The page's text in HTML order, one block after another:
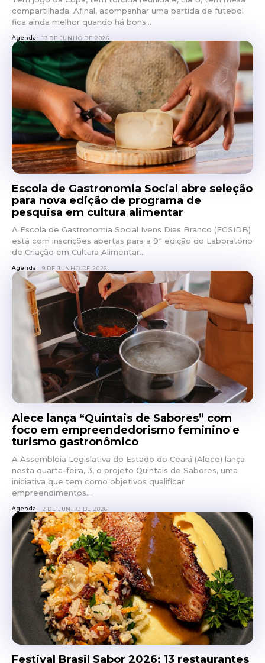
compartilhada. Afinal, acompanhar uma partida de futebol
fica ainda melhor quando há bons...
Agenda 13 DE JUNHO DE 2026
Escola de Gastronomia Social abre seleção
para nova edição de programa de
pesquisa em cultura alimentar
A Escola de Gastronomia Social Ivens Dias Branco (EGSIDB)
está com inscrições abertas para a 9ª edição do Laboratório
de Criação em Cultura Alimentar...
Agenda 9 DE JUNHO DE 2026
Alece lança “Quintais de Sabores” com
foco em empreendedorismo feminino e
turismo gastronômico
A Assembleia Legislativa do Estado do Ceará (Alece) lança
nesta quarta-feira, 3, o projeto Quintais de Sabores, uma
iniciativa que tem como objetivos qualificar
empreendimentos...
Agenda 2 DE JUNHO DE 2026
Festival Brasil Sabor 2026: 13 restaurantes